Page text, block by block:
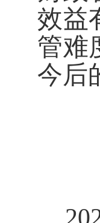
效益
管难
今后